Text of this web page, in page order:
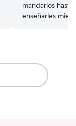
mandarlos
enseñarles
un lugar
tranquilidad,
falte la hora de